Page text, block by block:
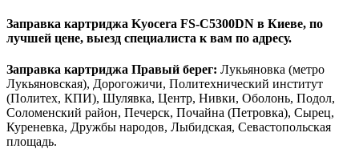
Заправка картриджа Kyocera FS-C5300DN в Киеве, по
лучшей цене, выезд специалиста к вам по адресу.
Заправка картриджа Правый берег: Лукьяновка (метро
Лукьяновская), Дорогожичи, Политехнический институт
(Политех, КПИ), Шулявка, Центр, Нивки, Оболонь, Подол,
Соломенский район, Печерск, Почайна (Петровка), Сырец,
Куреневка, Дружбы народов, Лыбидская, Севастопольская
площадь.